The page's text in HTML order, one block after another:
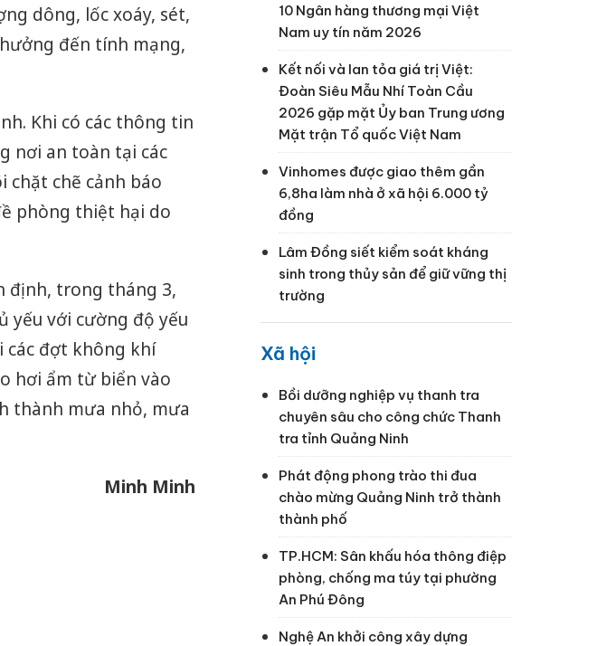
dông, lốc xoáy, sét,
đến tính mạng,
Khi có các thông tin
nơi an toàn tại các
chặt chẽ cảnh báo
phòng thiệt hại do
định, trong tháng 3,
yếu với cường độ yếu
các đợt không khí
hơi ẩm từ biển vào
thành mưa nhỏ, mưa
Minh Minh
10 Ngân hàng thương mại Việt
Nam uy tín năm 2026
Kết nối và lan tỏa giá trị Việt:
Đoàn Siêu Mẫu Nhí Toàn Cầu
2026 gặp mặt Ủy ban Trung ương
Mặt trận Tổ quốc Việt Nam
Vinhomes được giao thêm gần
6,8ha làm nhà ở xã hội 6.000 tỷ
đồng
Lâm Đồng siết kiểm soát kháng
sinh trong thủy sản để giữ vững thị
trường
Xã hội
Bồi dưỡng nghiệp vụ thanh tra
chuyên sâu cho công chức Thanh
tra tỉnh Quảng Ninh
Phát động phong trào thi đua
chào mừng Quảng Ninh trở thành
thành phố
TP.HCM: Sân khấu hóa thông điệp
phòng, chống ma túy tại phường
An Phú Đông
Nghệ An khởi công xây dựng